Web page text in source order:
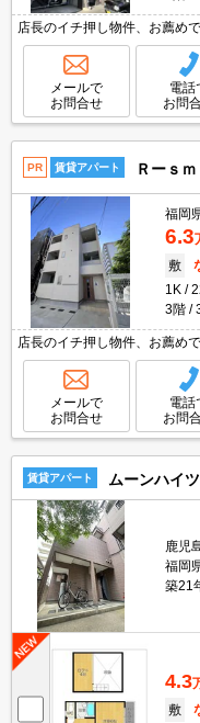
店長のイチ押し物件、お薦め
メールで
お問合せ
電話
お問
PR 賃貸アパート Ｒーｓ
福岡
6.3
敷
1K
3階
店長のイチ押し物件、お薦め
引越指定業者あり。
メールで
お問合せ
電話
お問
賃貸アパート ムーンハイ
鹿児
福岡
築21
4.3
敷